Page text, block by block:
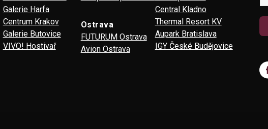
Galerie Harfa
Centrum Krakov
Galerie Butovice
VIVO! Hostivař
Ostrava
FUTURUM Ostrava
Avion Ostrava
Central Kladno
Thermal Resort KV
Aupark Bratislava
IGY České Budějovice